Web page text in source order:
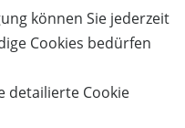
können Sie jederzeit
Cookies bedürfen
detailierte Cookie
VitaSoma inkl.
Ernährungsplan
50% Rabatt